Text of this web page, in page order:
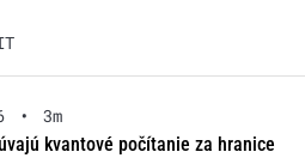
•
3m
kvantové počítanie za hranice